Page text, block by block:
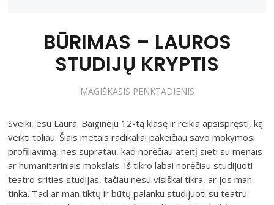
BŪRIMAS – LAUROS
STUDIJŲ KRYPTIS
MAGIŠKASIS PENKTADIENIS
Sveiki, esu Laura. Baiginėju 12-tą klasę ir reikia apsispręsti, ką
veikti toliau. Šiais metais radikaliai pakeičiau savo mokymosi
profiliavimą, nes supratau, kad norėčiau ateitį sieti su menais
ar humanitariniais mokslais. Iš tikro labai norėčiau studijuoti
teatro srities studijas, tačiau nesu visiškai tikra, ar jos man
tinka. Tad ar man tiktų ir būtų palanku studijuoti su teatru